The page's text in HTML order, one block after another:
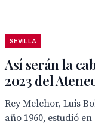
SEVILLA
Así serán la
2023 del
Rey Melchor, Luis
año 1960, estudió